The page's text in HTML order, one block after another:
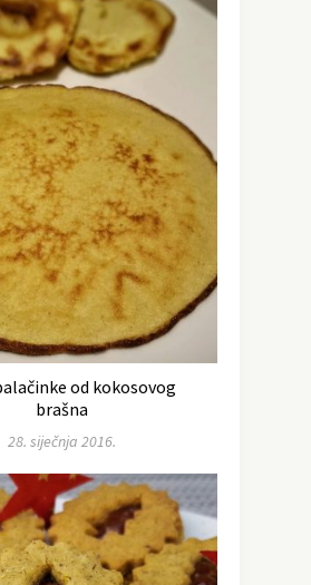
od kokosovog
brašna
28. siječnja 2016.